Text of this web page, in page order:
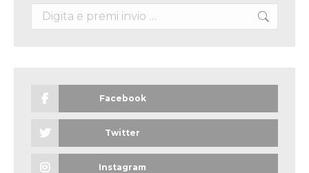
Search:
Facebook
Twitter
Instagram